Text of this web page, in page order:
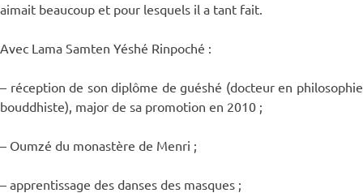
aimait beaucoup et pour lesquels il a tant fait.
Avec Lama Samten Yéshé Rinpoché :
– réception de son diplôme de guéshé (docteur en philosophie
bouddhiste), major de sa promotion en 2010 ;
– Oumzé du monastère de Menri ;
– apprentissage des danses des masques ;